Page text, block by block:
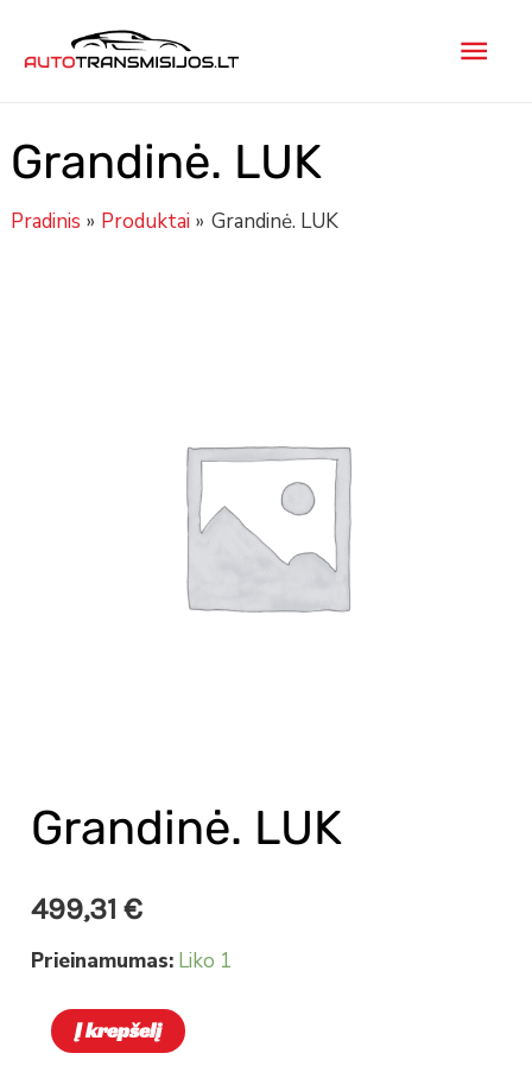
prie
Grandinė. LUK
Pradinis Produktai Grandinė. LUK
Grandinė. LUK
499,31€
Prieinamumas: Liko 1
Į krepšelį